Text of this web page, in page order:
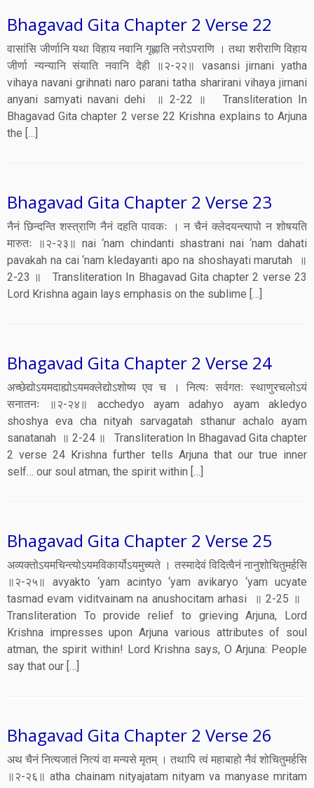
Bhagavad Gita Chapter 2 Verse 22
वासांसि जीर्णानि यथा विहाय नवानि गृह्णाति नरोऽपराणि । तथा शरीराणि विहाय
जीर्णा न्यन्यानि संयाति नवानि देही ॥२-२२॥ vasansi jirnani yatha
vihaya navani grihnati naro parani tatha sharirani vihaya jirnani
anyani samyati navani dehi ॥ 2-22 ॥ Transliteration In
Bhagavad Gita chapter 2 verse 22 Krishna explains to Arjuna
the […]
Bhagavad Gita Chapter 2 Verse 23
नैनं छिन्दन्ति शस्त्राणि नैनं दहति पावकः । न चैनं क्लेदयन्त्यापो न शोषयति
मारुतः ॥२-२३॥ nai ‘nam chindanti shastrani nai ‘nam dahati
pavakah na cai ‘nam kledayanti apo na shoshayati marutah ॥
2-23 ॥ Transliteration In Bhagavad Gita chapter 2 verse 23
Lord Krishna again lays emphasis on the sublime […]
Bhagavad Gita Chapter 2 Verse 24
अच्छेद्योऽयमदाह्योऽयमक्लेद्योऽशोष्य एव च । नित्यः सर्वगतः स्थाणुरचलोऽयं
सनातनः ॥२-२४॥ acchedyo ayam adahyo ayam akledyo
shoshya eva cha nityah sarvagatah sthanur achalo ayam
sanatanah ॥ 2-24 ॥ Transliteration In Bhagavad Gita chapter
2 verse 24 Krishna further tells Arjuna that our true inner
self… our soul atman, the spirit within […]
Bhagavad Gita Chapter 2 Verse 25
अव्यक्तोऽयमचिन्त्योऽयमविकार्योऽयमुच्यते । तस्मादेवं विदित्वैनं नानुशोचितुमर्हसि
॥२-२५॥ avyakto ‘yam acintyo ‘yam avikaryo ‘yam ucyate
tasmad evam viditvainam na anushocitam arhasi ॥ 2-25 ॥
Transliteration To provide relief to grieving Arjuna, Lord
Krishna impresses upon Arjuna various attributes of soul
atman, the spirit within! Lord Krishna says, O Arjuna: People
say that our […]
Bhagavad Gita Chapter 2 Verse 26
अथ चैनं नित्यजातं नित्यं वा मन्यसे मृतम् । तथापि त्वं महाबाहो नैवं शोचितुमर्हसि
॥२-२६॥ atha chainam nityajatam nityam va manyase mritam